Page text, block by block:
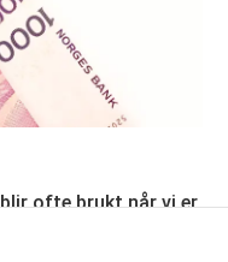
ofte brukt når vi er